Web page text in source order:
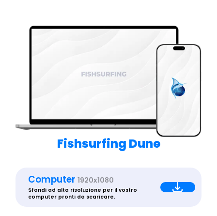
Fishsurfing Dune
Computer 1920x1080
Sfondi ad alta risoluzione per il vostro
computer pronti da scaricare.